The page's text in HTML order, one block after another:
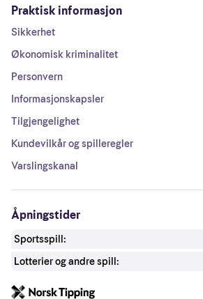
Praktisk informasjon
Sikkerhet
Økonomisk kriminalitet
Personvern
Informasjonskapsler
Tilgjengelighet
Kundevilkår og spilleregler
Varslingskanal
Åpningstider
Sportsspill:
Lotterier og andre spill: